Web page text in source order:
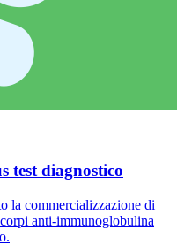
test diagnostico
la commercializzazione di
anti-immunoglobulina